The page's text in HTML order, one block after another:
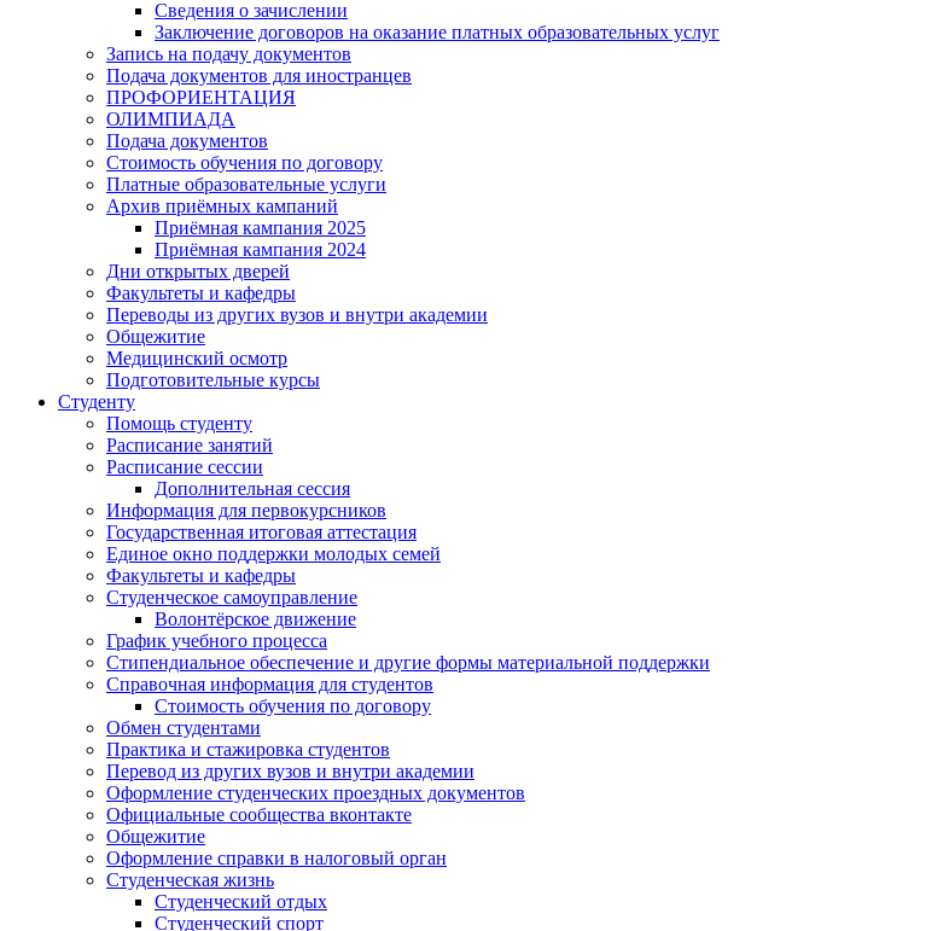
Сведения о зачислении
Заключение договоров на оказание платных образовательных услуг
Запись на подачу документов
Подача документов для иностранцев
ПРОФОРИЕНТАЦИЯ
ОЛИМПИАДА
Подача документов
Стоимость обучения по договору
Платные образовательные услуги
Архив приёмных кампаний
Приёмная кампания 2025
Приёмная кампания 2024
Дни открытых дверей
Факультеты и кафедры
Переводы из других вузов и внутри академии
Общежитие
Медицинский осмотр
Подготовительные курсы
Студенту
Помощь студенту
Расписание занятий
Расписание сессии
Дополнительная сессия
Информация для первокурсников
Государственная итоговая аттестация
Единое окно поддержки молодых семей
Факультеты и кафедры
Студенческое самоуправление
Волонтёрское движение
График учебного процесса
Стипендиальное обеспечение и другие формы материальной поддержки
Справочная информация для студентов
Cтоимость обучения по договору
Обмен студентами
Практика и стажировка студентов
Перевод из других вузов и внутри академии
Оформление студенческих проездных документов
Официальные сообщества вконтакте
Общежитие
Оформление справки в налоговый орган
Студенческая жизнь
Студенческий отдых
Студенческий спорт